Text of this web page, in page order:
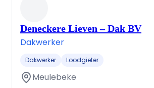
Deneckere Lieven – Dak BV
Dakwerker
Dakwerker Loodgieter
Meulebeke